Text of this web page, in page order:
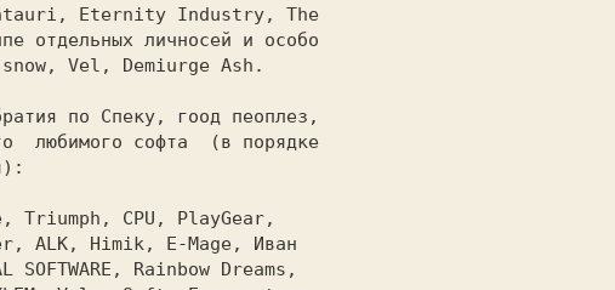
отдельных личносей и особо
Vel, Demiurge Ash.
по
Спеку, гоод пеоплез,
любимого софта  (в порядке
Triumph, CPU, PlayGear,